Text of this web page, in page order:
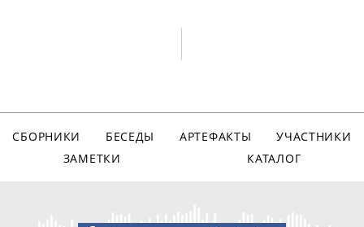
СБОРНИКИ БЕСЕДЫ АРТЕФАКТЫ
УЧАСТНИКИ
ЗАМЕТКИ
КАТАЛОГ